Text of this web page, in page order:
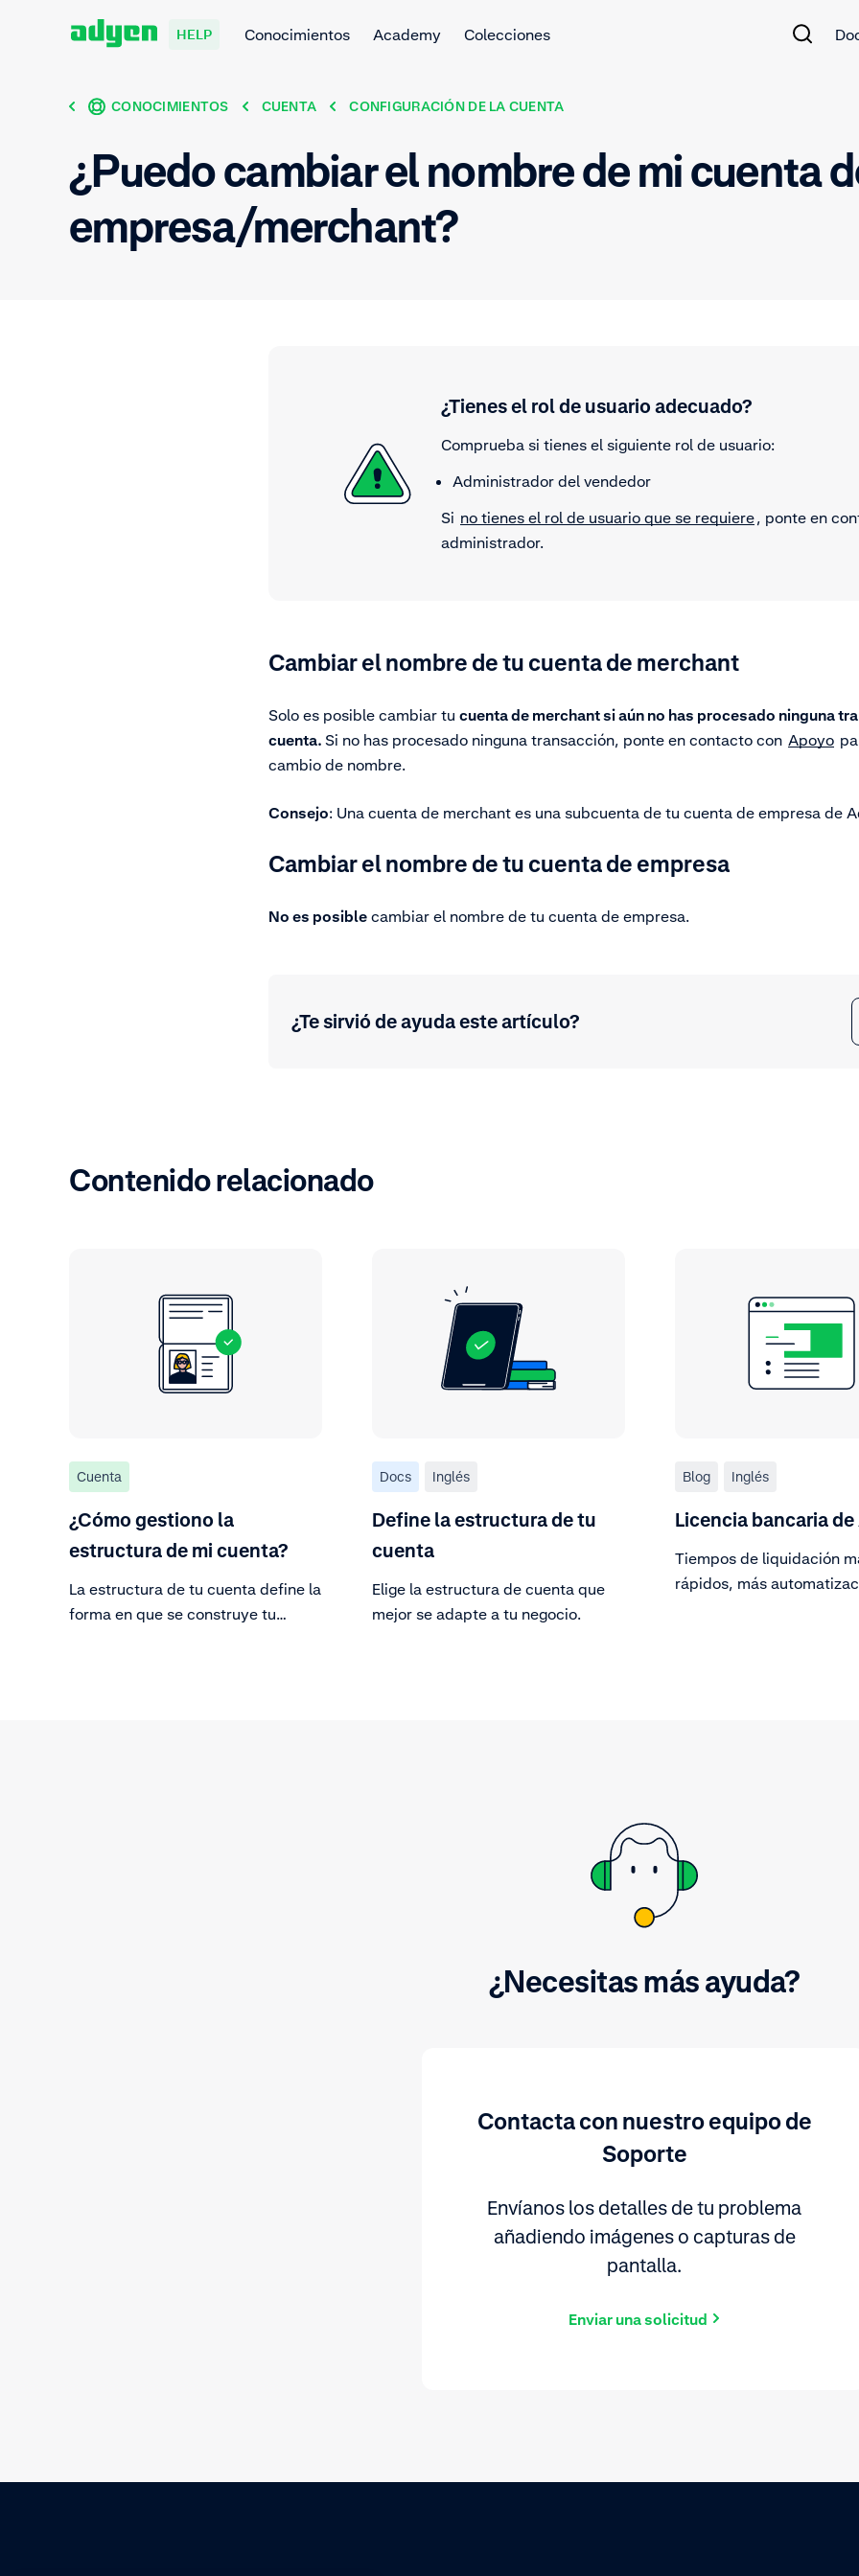
HELP Conocimientos Academy Colecciones
CONOCIMIENTOS CUENTA CONFIGURACIÓN DE LA CUENTA
¿Puedo cambiar el nombre de mi cuenta
empresa/merchant?
¿Tienes el rol de usuario adecuado?
Comprueba si tienes el siguiente rol de usuario:
Administrador del vendedor
Si no tienes el rol de usuario que se requiere, ponte en
administrador.
Cambiar el nombre de tu cuenta de merchant
Solo es posible cambiar tu cuenta de merchantsi aún no has procesado ninguna
cuenta. Si no has procesado ninguna transacción, ponte en contacto con Apoyo
cambio de nombre.
Consejo: Una cuenta de merchant es una subcuenta de tu cuenta de empresa de
Cambiar el nombre de tu cuenta de empresa
No es posible cambiar el nombre de tu cuenta de empresa.
¿Te sirvió de ayuda este artículo?
Contenido relacionado
Cuenta
¿Cómo gestiono la
estructura de mi cuenta?
La estructura de tu cuenta define la
forma en que se construye tu
Docs Inglés
Define la estructura de tu
cuenta
Elige la estructura de cuenta que
mejor se adapte a tu negocio.
Blog Inglés
Licencia bancaria
Tiempos de liquidación
rápidos, más
¿Necesitas más ayuda?
Contacta con nuestro equipo de
Soporte
Envíanos los detalles de tu problema
añadiendo imágenes o capturas de
pantalla.
Enviar una solicitud